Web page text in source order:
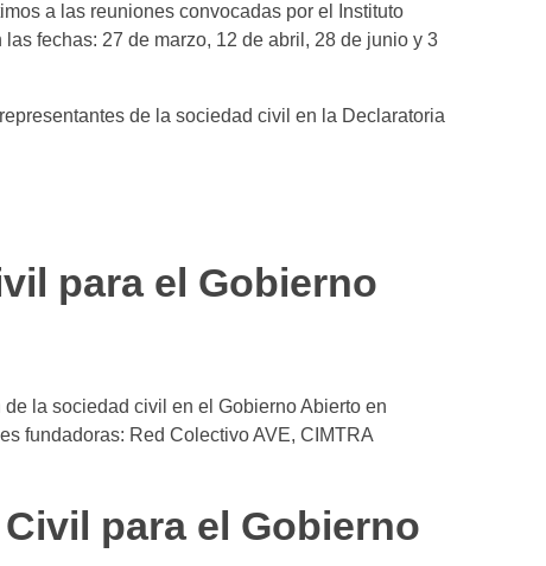
a las reuniones convocadas por el Instituto
fechas: 27 de marzo, 12 de abril, 28 de junio y 3
de la sociedad civil en la Declaratoria
para el Gobierno
la sociedad civil en el Gobierno Abierto en
fundadoras: Red Colectivo AVE, CIMTRA
para el Gobierno